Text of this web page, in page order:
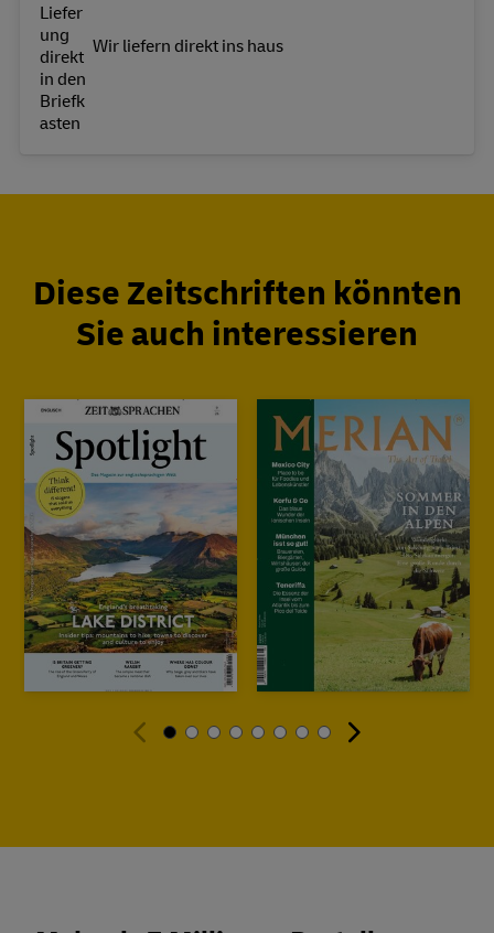
Wir liefern direkt ins haus
Diese Zeitschriften könnten
Sie auch interessieren